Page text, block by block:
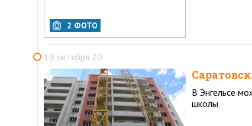
2 ФОТО
19 октября 20
В Энгельсе
школы